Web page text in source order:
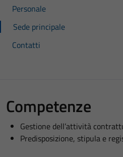
Personale
Sede principale
Contatti
Competenze
Gestione dell’attività
Predisposizione, stipula e